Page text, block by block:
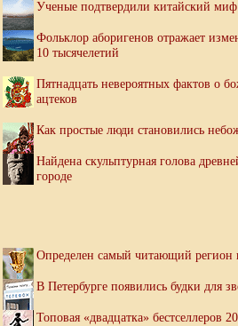
Ученые подтвердили китайский
Фольклор аборигенов отражает
10 тысячелетий
Пятнадцать невероятных фактов о
ацтеков
Как простые люди становились
Найдена скульптурная голова
городе
Определен самый читающий регион
В Петербурге появились будки для
Топовая «двадцатка» бестселлеров